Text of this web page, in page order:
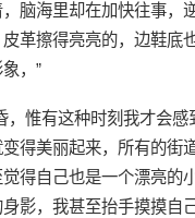
脑海里却在加快往事，
革擦得亮亮的，边鞋底
，”
，惟有这种时刻我才会
得美丽起来，所有的街
得自己也是一个漂亮的
影，我甚至抬手摸摸自